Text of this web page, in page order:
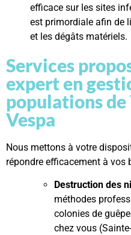
efficace sur les sites
est primordiale afin de
et les dégâts matériels.
Services
expert en
populations de
Vespa
Nous mettons à votre
répondre efficacement à vos
Destruction des
méthodes
colonies de
chez vous